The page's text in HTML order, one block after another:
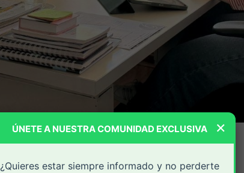
×
ÚNETE A NUESTRA COMUNIDAD EXCLUSIVA
¿Quieres estar siempre informado y no perderte